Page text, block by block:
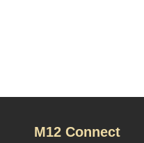
M12 Connect